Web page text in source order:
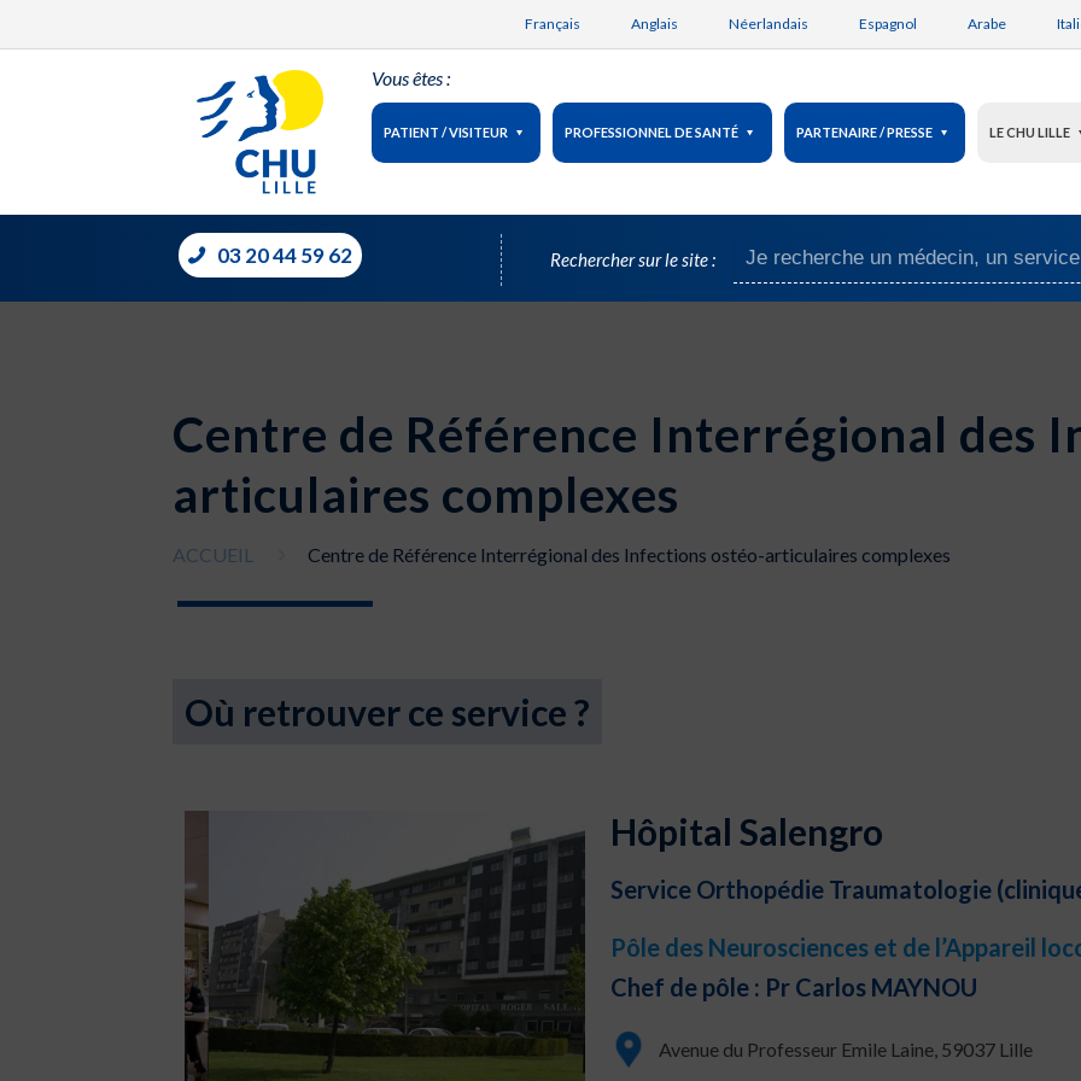
Français Anglais Néerlandais Espagnol Arabe
Vous êtes :
PATIENT / VISITEUR PROFESSIONNEL DE SANTÉ PARTENAIRE / PRESSE LE CHU LILLE
03 20 44 59 62 Rechercher sur le site :
Centre de Référence Interrégional des
articulaires complexes
ACCUEIL Centre de Référence Interrégional des Infections ostéo-articulaires complexes
Où retrouver ce service ?
Hôpital Salengro
Service Orthopédie Traumatologie
Pôle des Neurosciences et de l’Appareil
Chef de pôle : Pr Carlos MAYNOU
Avenue du Professeur Emile Laine, 59037 Lille